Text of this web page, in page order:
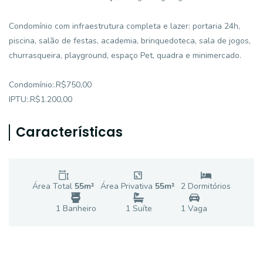
Condomínio com infraestrutura completa e lazer: portaria 24h,
piscina, salão de festas, academia, brinquedoteca, sala de jogos,
churrasqueira, playground, espaço Pet, quadra e minimercado.
Condomínio:.R$750,00
IPTU:.R$1.200,00
Características
Área Total 55m² Área Privativa 55m² 2 Dormitórios
1 Banheiro 1 Suíte 1 Vaga